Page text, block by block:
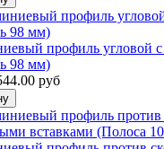
профиль угловой с
98 мм)
руб